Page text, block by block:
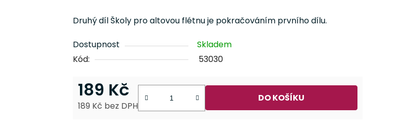
produktu
0,0
z
hvězdiček.
Druhý díl Školy pro altovou flétnu je pokračováním prvního dílu.
Dostupnost
Skladem
Kód:
53030
189 Kč
189 Kč bez DPH
DO KOŠÍKU